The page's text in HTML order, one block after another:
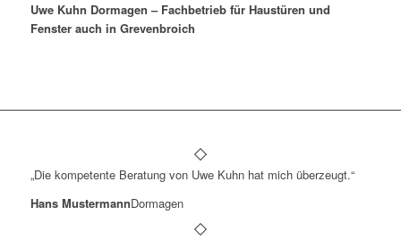
Uwe Kuhn Dormagen – Fachbetrieb für Haustüren und
Fenster auch in Grevenbroich
„Die kompetente Beratung von Uwe Kuhn hat mich überzeugt.“
Hans MustermannDormagen